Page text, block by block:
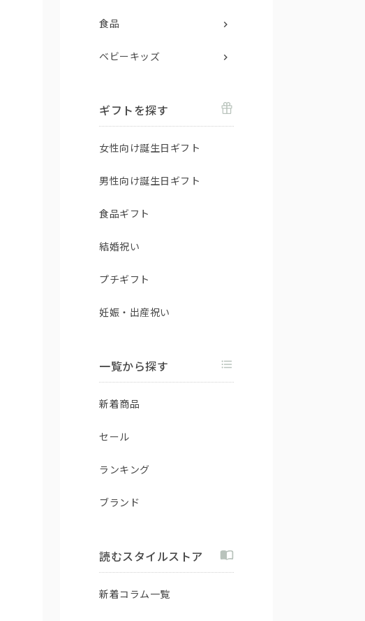
食品
ベビーキッズ
ギフトを探す
女性向け誕生日ギフト
男性向け誕生日ギフト
食品ギフト
結婚祝い
プチギフト
妊娠・出産祝い
一覧から探す
新着商品
セール
ランキング
ブランド
読むスタイルストア
新着コラム一覧